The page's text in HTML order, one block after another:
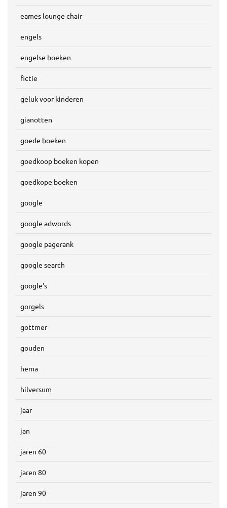
eames lounge chair
engels
engelse boeken
fictie
geluk voor kinderen
gianotten
goede boeken
goedkoop boeken kopen
goedkope boeken
google
google adwords
google pagerank
google search
google's
gorgels
gottmer
gouden
hema
hilversum
jaar
jan
jaren 60
jaren 80
jaren 90